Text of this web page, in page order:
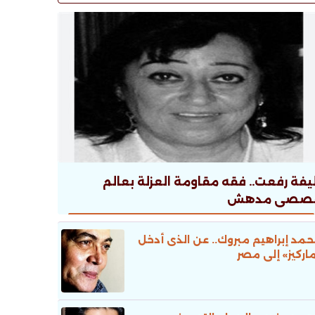
رفعت.. فقه مقاومة العزلة بعالم
مدهش
إبراهيم مبروك.. عن الذى أدخل
إلى مصر